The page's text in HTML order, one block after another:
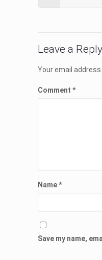
Leave a Reply
Your email address
Comment*
Name*
Save my name,